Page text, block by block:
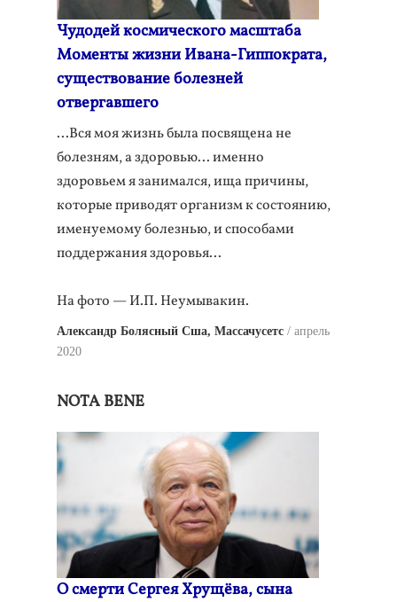
Чудодей космического масштаба
Моменты жизни Ивана-Гиппократа,
существование болезней
отвергавшего
...Вся моя жизнь была посвящена не
болезням, а здоровью... именно
здоровьем я занимался, ища причины,
которые приводят организм к состоянию,
именуемому болезнью, и способами
поддержания здоровья...
На фото — И.П. Неумывакин.
Александр Болясный Сша, Массачусетс
апрель
2020
NOTA BENE
О смерти Cергея Хрущёва, сына